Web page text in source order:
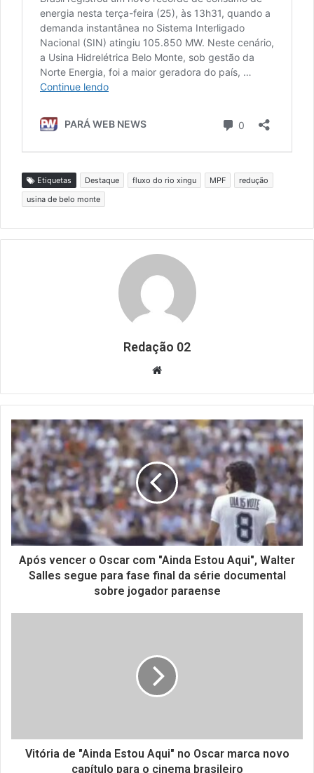
Etiquetas Destaque fluxo do rio xingu MPF
redução
usina de belo monte
Redação 02
Website
Após vencer o Oscar com "Ainda Estou Aqui", Walter
Salles segue para fase final da série documental
sobre jogador paraense
Vitória de "Ainda Estou Aqui" no Oscar marca novo
capítulo para o cinema brasileiro